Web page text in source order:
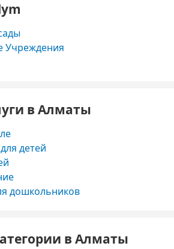
Учреждения
в Алматы
детей
дошкольников
в Алматы